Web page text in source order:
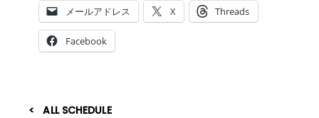
メールアドレス X Threads
Facebook
ALL SCHEDULE